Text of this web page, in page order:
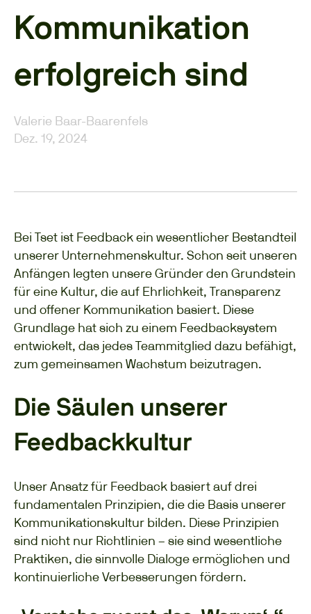
Kommunikation
erfolgreich sind
Valerie Baar-Baarenfels
Dez. 19, 2024
Bei Tset ist Feedback ein wesentlicher Bestandteil
unserer Unternehmenskultur. Schon seit unseren
Anfängen legten unsere Gründer den Grundstein
für eine Kultur, die auf Ehrlichkeit, Transparenz
und offener Kommunikation basiert. Diese
Grundlage hat sich zu einem Feedbacksystem
entwickelt, das jedes Teammitglied dazu befähigt,
zum gemeinsamen Wachstum beizutragen.
Die Säulen unserer
Feedbackkultur
Unser Ansatz für Feedback basiert auf drei
fundamentalen Prinzipien, die die Basis unserer
Kommunikationskultur bilden. Diese Prinzipien
sind nicht nur Richtlinien – sie sind wesentliche
Praktiken, die sinnvolle Dialoge ermöglichen und
kontinuierliche Verbesserungen fördern.